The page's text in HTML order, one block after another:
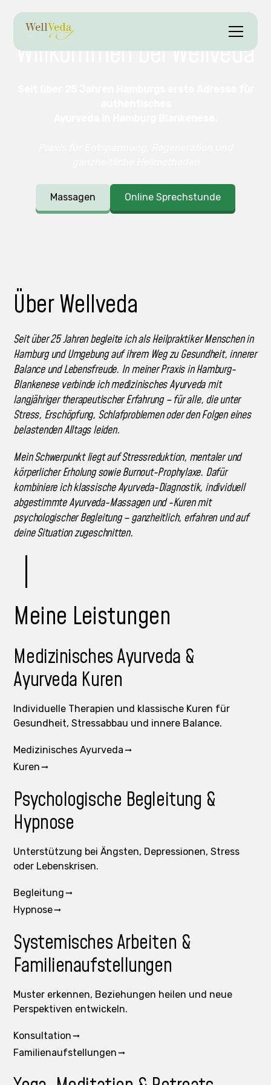
Willkommen bei Wellveda
Massagen Online Sprechstunde
Über Wellveda
Seit über 25 Jahren begleite ich als Heilpraktiker Menschen in
Hamburg und Umgebung auf ihrem Weg zu Gesundheit, innerer
Balance und Lebensfreude. In meiner Praxis in Hamburg-
Blankenese verbinde ich medizinisches Ayurveda mit
langjähriger therapeutischer Erfahrung – für alle, die unter
Stress, Erschöpfung, Schlafproblemen oder den Folgen eines
belastenden Alltags leiden.
Mein Schwerpunkt liegt auf Stressreduktion, mentaler und
körperlicher Erholung sowie Burnout-Prophylaxe. Dafür
kombiniere ich klassische Ayurveda-Diagnostik, individuell
abgestimmte Ayurveda-Massagen und -Kuren mit
psychologischer Begleitung – ganzheitlich, erfahren und auf
deine Situation zugeschnitten.
Meine Leistungen
Medizinisches Ayurveda &
Ayurveda Kuren
Individuelle Therapien und klassische Kuren für
Gesundheit, Stressabbau und innere Balance.
Medizinisches Ayurveda
Kuren
Psychologische Begleitung &
Hypnose
Unterstützung bei Ängsten, Depressionen, Stress
oder Lebenskrisen.
Begleitung
Hypnose
Systemisches Arbeiten &
Familienaufstellungen
Muster erkennen, Beziehungen heilen und neue
Perspektiven entwickeln.
Konsultation
Familienaufstellungen